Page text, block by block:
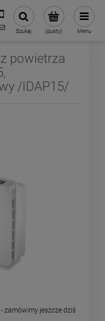
32 70 50 250
sklep@biurozakupy.pl
(pusty)
Szukaj Menu
powietrza
/IDAP15/
zamówimy jeszcze dziś